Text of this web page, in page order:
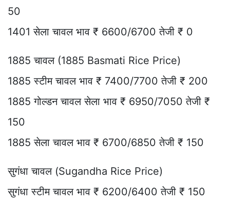
50
1401 सेला चावल भाव ₹ 6600/6700 तेजी ₹ 0
1885 चावल (1885 Basmati Rice Price)
1885 स्टीम चावल भाव ₹ 7400/7700 तेजी ₹ 200
1885 गोल्डन चावल सेला भाव ₹ 6950/7050 तेजी ₹
150
1885 सेला चावल भाव ₹ 6700/6850 तेजी ₹ 150
सुगंधा चावल (Sugandha Rice Price)
सुगंधा स्टीम चावल भाव ₹ 6200/6400 तेजी ₹ 150